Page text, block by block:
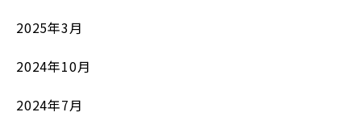
2025年3月
2024年10月
2024年7月